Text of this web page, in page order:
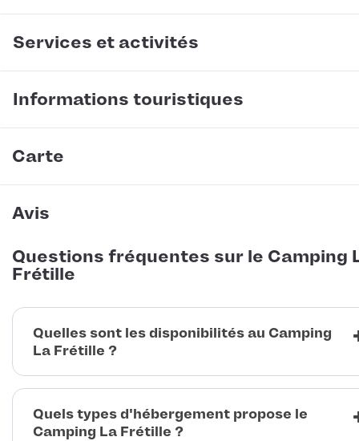
Services et activités
Informations touristiques
Carte
Avis
Questions fréquentes sur le Camping
Frétille
Quelles sont les disponibilités au Camping
La Frétille ?
Quels types d'hébergement propose le
Camping La Frétille ?